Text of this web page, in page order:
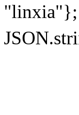
"linxia"};